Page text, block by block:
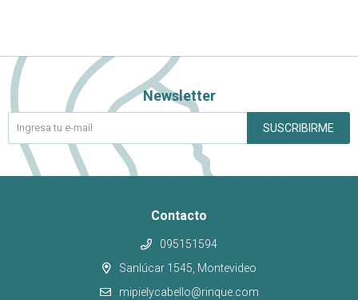
Contacto
095151594
Sanlúcar 1545, Montevideo
mipielycabello@rinque.com
Newsletter
SUSCRIBIRME